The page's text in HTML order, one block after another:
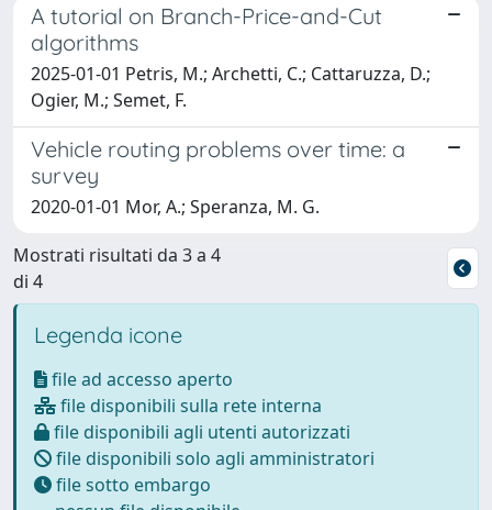
A tutorial on Branch-Price-and-Cut
algorithms
2025-01-01 Petris, M.; Archetti, C.; Cattaruzza, D.;
Ogier, M.; Semet, F.
Vehicle routing problems over time: a
survey
2020-01-01 Mor, A.; Speranza, M. G.
Mostrati risultati da 3 a 4
di 4
Legenda icone
file ad accesso aperto
file disponibili sulla rete interna
file disponibili agli utenti autorizzati
file disponibili solo agli amministratori
file sotto embargo